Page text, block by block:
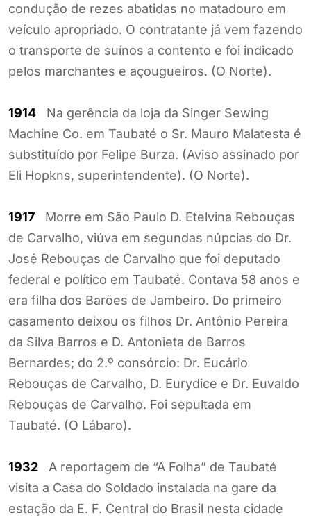
condução de rezes abatidas no matadouro em
veículo apropriado. O contratante já vem fazendo
o transporte de suínos a contento e foi indicado
pelos marchantes e açougueiros. (O Norte).
1914 Na gerência da loja da Singer Sewing
Machine Co. em Taubaté o Sr. Mauro Malatesta é
substituído por Felipe Burza. (Aviso assinado por
Eli Hopkns, superintendente). (O Norte).
1917 Morre em São Paulo D. Etelvina Rebouças
de Carvalho, viúva em segundas núpcias do Dr.
José Rebouças de Carvalho que foi deputado
federal e político em Taubaté. Contava 58 anos e
era filha dos Barões de Jambeiro. Do primeiro
casamento deixou os filhos Dr. Antônio Pereira
da Silva Barros e D. Antonieta de Barros
Bernardes; do 2.º consórcio: Dr. Eucário
Rebouças de Carvalho, D. Eurydice e Dr. Euvaldo
Rebouças de Carvalho. Foi sepultada em
Taubaté. (O Lábaro).
1932 A reportagem de “A Folha” de Taubaté
visita a Casa do Soldado instalada na gare da
estação da E. F. Central do Brasil nesta cidade